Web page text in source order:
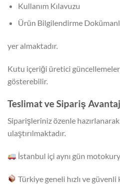
Kullanım Kılavuzu
Ürün Bilgilendirme
yer almaktadır.
Kutu içeriği üretici
gösterebilir.
Teslimat ve Sipariş
Siparişleriniz özenle
ulaştırılmaktadır.
İstanbul içi aynı gün
Türkiye geneli hızlı ve güvenli